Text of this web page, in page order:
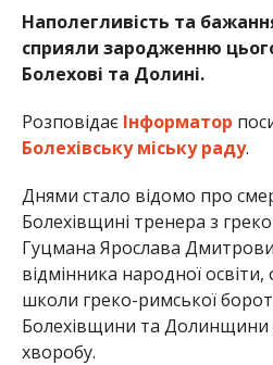
Наполегливість та
сприяли зародженню
Болехові та Долині.
Розповідає Інформатор
Болехівську міську раду.
Днями стало відомо про
Болехівщині тренера з
Гуцмана Ярослава
відмінника народної освіти,
школи греко-римської
Болехівщини та Долинщини
хворобу.